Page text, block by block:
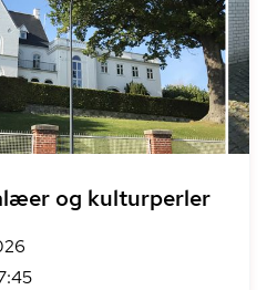
og kulturperler